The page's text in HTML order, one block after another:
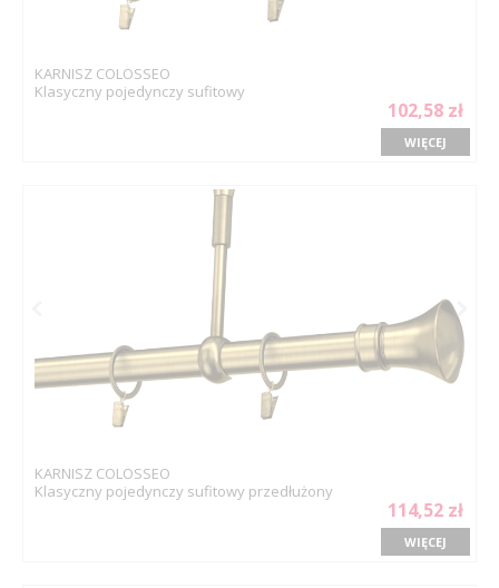
KARNISZ COLOSSEO
Klasyczny pojedynczy sufitowy
102,58 zł
WIĘCEJ
KARNISZ COLOSSEO
Klasyczny pojedynczy sufitowy przedłużony
114,52 zł
WIĘCEJ